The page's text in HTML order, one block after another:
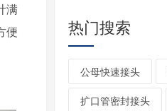
满
便
热门搜索
公母快速接头
扩口管密封接头